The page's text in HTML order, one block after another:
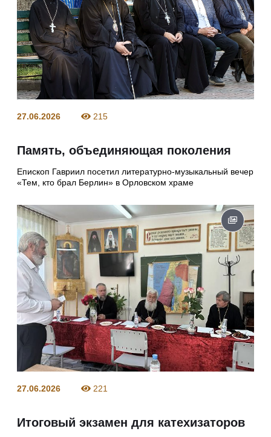
27.06.2026 215
Память, объединяющая поколения
Епископ Гавриил посетил литературно-музыкальный вечер
«Тем, кто брал Берлин» в Орловском храме
27.06.2026 221
Итоговый экзамен для катехизаторов